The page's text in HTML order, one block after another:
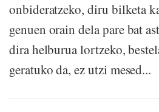
onbideratzeko, diru bilketa
genuen orain dela pare bat
dira helburua lortzeko,
geratuko da, ez utzi mesed...